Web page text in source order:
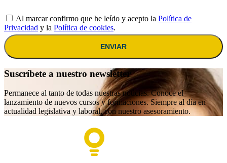
Al marcar confirmo que he leído y acepto la Política de
Privacidad y la Política de cookies.
ENVIAR
Suscríbete a nuestro newsletter
Permanece al tanto de todas nuestras noticias. Conoce el
lanzamiento de nuevos cursos y formaciones. Siempre al día en
actualidad legislativa y laboral, con nuestro asesoramiento.